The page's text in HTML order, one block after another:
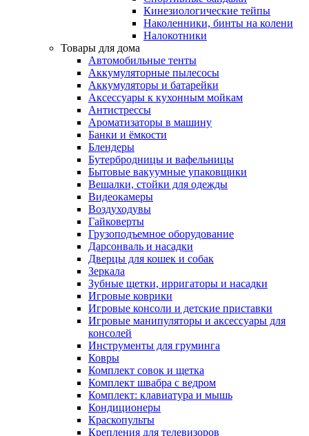
Кинезиологические тейпы
Наколенники, бинты на колени
Налокотники
Товары для дома
Автомобильные тенты
Аккумуляторные пылесосы
Аккумуляторы и батарейки
Аксессуары к кухонным мойкам
Антистрессы
Ароматизаторы в машину
Банки и ёмкости
Блендеры
Бутербродницы и вафельницы
Бытовые вакуумные упаковщики
Вешалки, стойки для одежды
Видеокамеры
Воздуходувы
Гайковерты
Грузоподъемное оборудование
Дарсонваль и насадки
Дверцы для кошек и собак
Зеркала
Зубные щетки, ирригаторы и насадки
Игровые коврики
Игровые консоли и детские приставки
Игровые манипуляторы и аксессуары для
консолей
Инструменты для груминга
Ковры
Комплект совок и щетка
Комплект швабра с ведром
Комплект: клавиатура и мышь
Кондиционеры
Краскопульты
Крепления для телевизоров